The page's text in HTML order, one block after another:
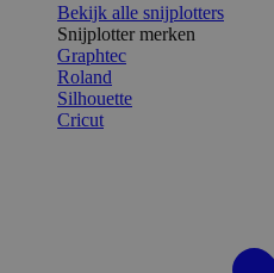
Bekijk alle snijplotters
Snijplotter merken
Graphtec
Roland
Silhouette
Cricut